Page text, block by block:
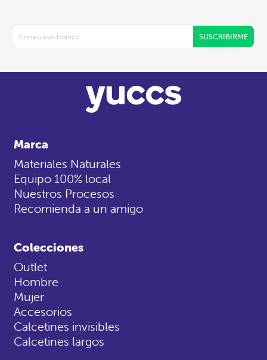
SUSCRIBIRME
Marca
Materiales Naturales
Equipo 100% local
Nuestros Procesos
Recomienda a un amigo
Colecciones
Outlet
Hombre
Mujer
Accesorios
Calcetines invisibles
Calcetines largos